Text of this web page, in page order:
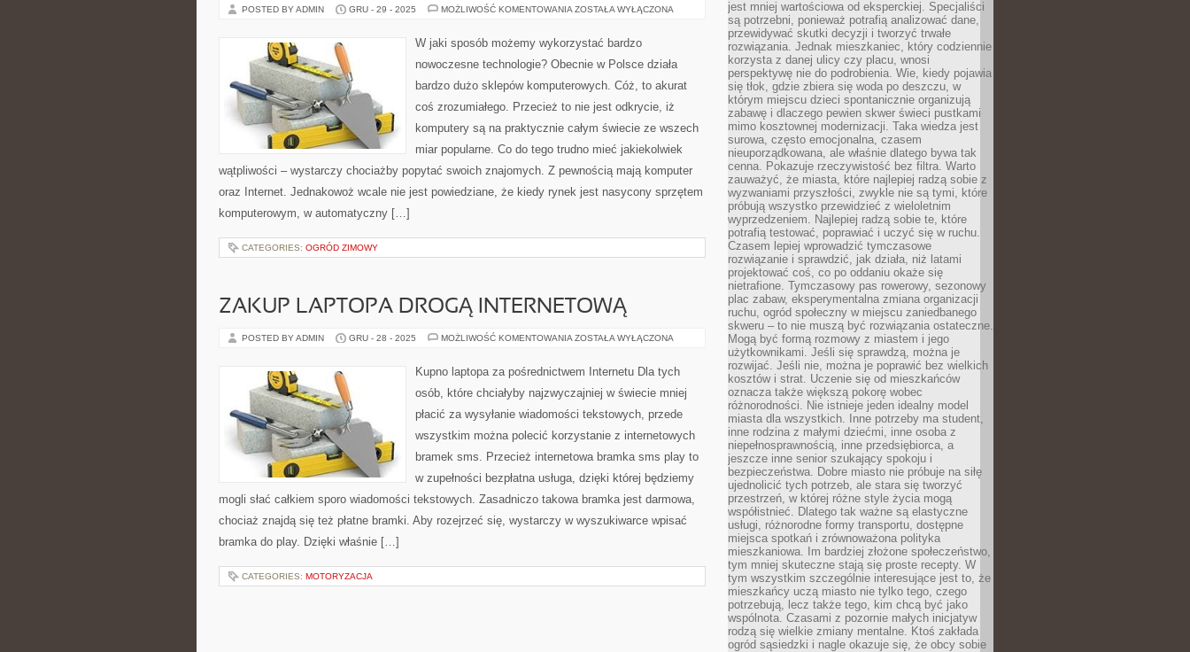
POSTED BY ADMIN GRU - 29 - 2025 MOŻLIWOŚĆ KOMENTOWANIA CO
WARTO
ROBIĆ
ŻYCIU?
ZOSTAŁA WYŁĄCZONA
W jaki sposób możemy wykorzystać bardzo
nowoczesne technologie? Obecnie w Polsce działa
bardzo dużo sklepów komputerowych. Cóż, to akurat
coś zrozumiałego. Przecież to nie jest odkrycie, iż
komputery są na praktycznie całym świecie ze wszech
miar popularne. Co do tego trudno mieć jakiekolwiek
wątpliwości – wystarczy chociażby popytać swoich znajomych. Z pewnością mają komputer
oraz Internet. Jednakowoż wcale nie jest powiedziane, że kiedy rynek jest nasycony sprzętem
komputerowym, w automatyczny […]
CATEGORIES: OGRÓD ZIMOWY
ZAKUP LAPTOPA DROGĄ INTERNETOWĄ
POSTED BY ADMIN GRU - 28 - 2025 MOŻLIWOŚĆ KOMENTOWANIA ZAKUP
INTERNETOWĄ
ZOSTAŁA WYŁĄCZONA
Kupno laptopa za pośrednictwem Internetu Dla tych
osób, które chciałyby najzwyczajniej w świecie mniej
płacić za wysyłanie wiadomości tekstowych, przede
wszystkim można polecić korzystanie z internetowych
bramek sms. Przecież internetowa bramka sms play to
w zupełności bezpłatna usługa, dzięki której będziemy
mogli słać całkiem sporo wiadomości tekstowych. Zasadniczo takowa bramka jest darmowa,
chociaż znajdą się też płatne bramki. Aby rozejrzeć się, wystarczy w wyszukiwarce wpisać
bramka do play. Dzięki właśnie […]
CATEGORIES: MOTORYZACJA
jest mniej wartościowa od eksperckiej. Specjaliści
są potrzebni, ponieważ potrafią analizować dane,
przewidywać skutki decyzji i tworzyć trwałe
rozwiązania. Jednak mieszkaniec, który codziennie
korzysta z danej ulicy czy placu, wnosi
perspektywę nie do podrobienia. Wie, kiedy pojawia
się tłok, gdzie zbiera się woda po deszczu, w
którym miejscu dzieci spontanicznie organizują
zabawę i dlaczego pewien skwer świeci pustkami
mimo kosztownej modernizacji. Taka wiedza jest
surowa, często emocjonalna, czasem
nieuporządkowana, ale właśnie dlatego bywa tak
cenna. Pokazuje rzeczywistość bez filtra. Warto
zauważyć, że miasta, które najlepiej radzą sobie z
wyzwaniami przyszłości, zwykle nie są tymi, które
próbują wszystko przewidzieć z wieloletnim
wyprzedzeniem. Najlepiej radzą sobie te, które
potrafią testować, poprawiać i uczyć się w ruchu.
Czasem lepiej wprowadzić tymczasowe
rozwiązanie i sprawdzić, jak działa, niż latami
projektować coś, co po oddaniu okaże się
nietrafione. Tymczasowy pas rowerowy, sezonowy
plac zabaw, eksperymentalna zmiana organizacji
ruchu, ogród społeczny w miejscu zaniedbanego
skweru – to nie muszą być rozwiązania ostateczne.
Mogą być formą rozmowy z miastem i jego
użytkownikami. Jeśli się sprawdzą, można je
rozwijać. Jeśli nie, można je poprawić bez wielkich
kosztów i strat. Uczenie się od mieszkańców
oznacza także większą pokorę wobec
różnorodności. Nie istnieje jeden idealny model
miasta dla wszystkich. Inne potrzeby ma student,
inne rodzina z małymi dziećmi, inne osoba z
niepełnosprawnością, inne przedsiębiorca, a
jeszcze inne senior szukający spokoju i
bezpieczeństwa. Dobre miasto nie próbuje na siłę
ujednolicić tych potrzeb, ale stara się tworzyć
przestrzeń, w której różne style życia mogą
współistnieć. Dlatego tak ważne są elastyczne
usługi, różnorodne formy transportu, dostępne
miejsca spotkań i zrównoważona polityka
mieszkaniowa. Im bardziej złożone społeczeństwo,
tym mniej skuteczne stają się proste recepty. W
tym wszystkim szczególnie interesujące jest to, że
mieszkańcy uczą miasto nie tylko tego, czego
potrzebują, lecz także tego, kim chcą być jako
wspólnota. Czasami z pozornie małych inicjatyw
rodzą się wielkie zmiany mentalne. Ktoś zakłada
ogród sąsiedzki i nagle okazuje się, że obcy sobie